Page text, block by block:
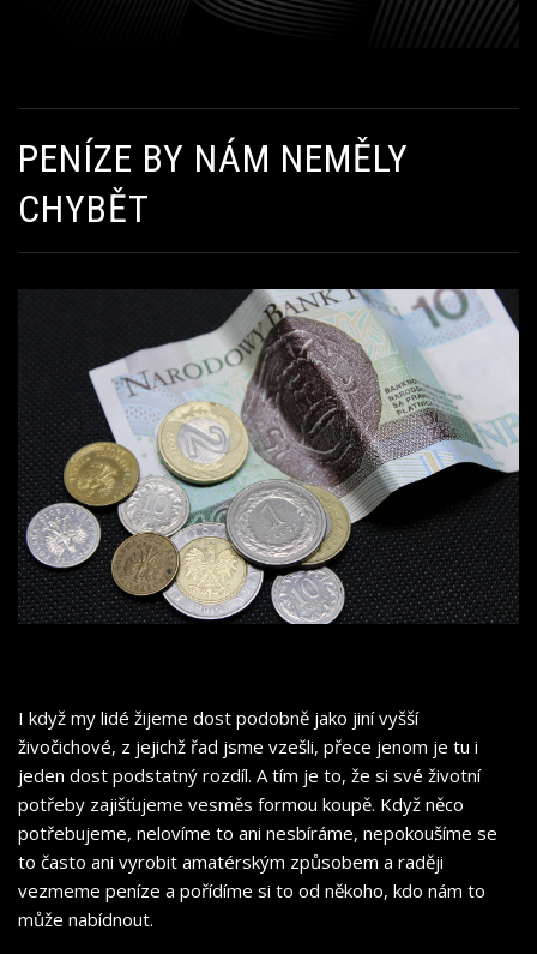
PENÍZE BY NÁM NEMĚLY
CHYBĚT
I když my lidé žijeme dost podobně jako jiní vyšší
živočichové, z jejichž řad jsme vzešli, přece jenom je tu i
jeden dost podstatný rozdíl. A tím je to, že si své životní
potřeby zajišťujeme vesměs formou koupě. Když něco
potřebujeme, nelovíme to ani nesbíráme, nepokoušíme se
to často ani vyrobit amatérským způsobem a raději
vezmeme peníze a pořídíme si to od někoho, kdo nám to
může nabídnout.